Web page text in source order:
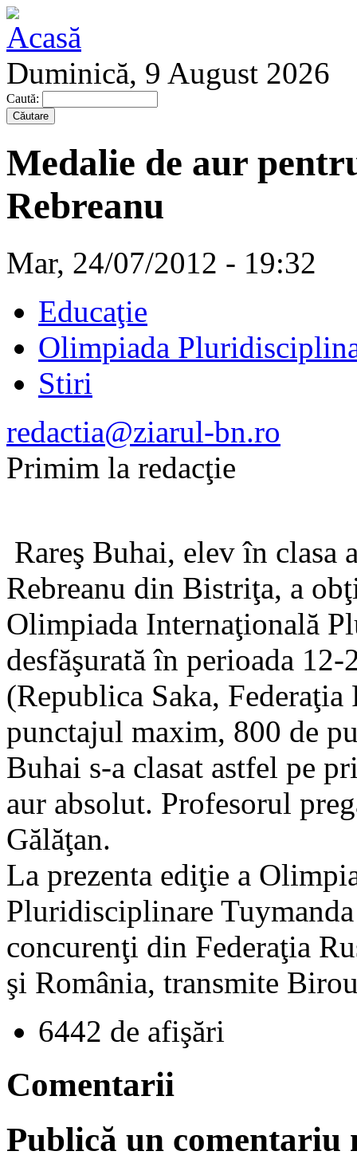
Duminică, 9 August 2026
Caută:
Medalie de aur
Rebreanu
Mar, 24/07/2012 - 19:32
Educaţie
Olimpiada
Stiri
redactia@ziarul-bn.ro
Primim la redacţie
Rareş Buhai, elev în
Rebreanu din Bistriţa, a
Olimpiada Internaţională
desfăşurată în perioada
(Republica Saka, Federaţia
punctajul maxim, 800 de
Buhai s-a clasat astfel pe
aur absolut. Profesorul
Gălăţan.
La prezenta ediţie a
Pluridisciplinare
concurenţi din Federaţia
şi România, transmite
6442 de afişări
Comentarii
Publică un comentariu